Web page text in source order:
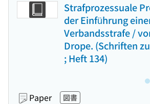
Strafprozessuale
der Einführung
Verbandsstrafe /
Drope. (Schriften
; Heft 134)
Paper 図書